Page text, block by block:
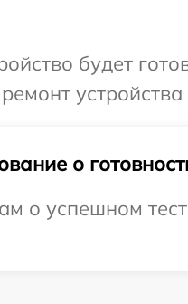
будет
о
о успешном